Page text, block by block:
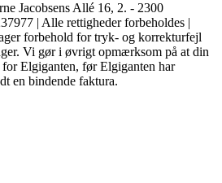
Jacobsens Allé 16, 2. - 2300
| Alle rettigheder forbeholdes |
forbehold for tryk- og korrekturfejl
Vi gør i øvrigt opmærksom på at din
Elgiganten, før Elgiganten har
en bindende faktura.